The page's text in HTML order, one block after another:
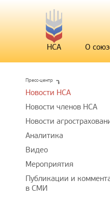
НСА О
Пресс-центр
Новости НСА
Новости членов НСА
Новости
Аналитика
Видео
Мероприятия
Публикации и
в СМИ